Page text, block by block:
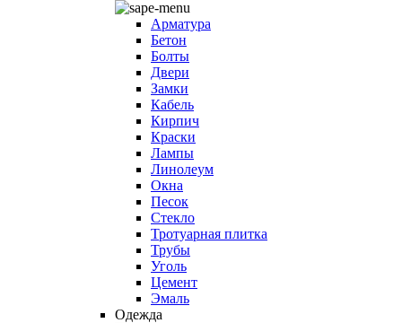
Арматура
Бетон
Болты
Двери
Замки
Кабель
Кирпич
Краски
Лампы
Линолеум
Окна
Песок
Стекло
Тротуарная плитка
Трубы
Уголь
Цемент
Эмаль
Одежда